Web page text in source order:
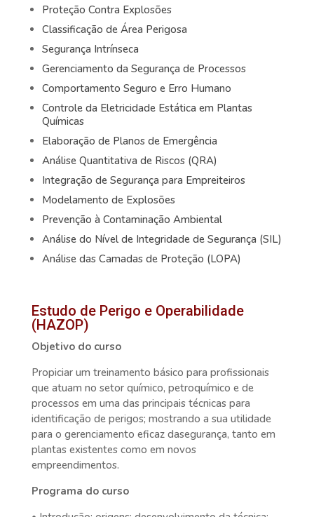
Proteção Contra Explosões
Classificação de Área Perigosa
Segurança Intrínseca
Gerenciamento da Segurança de Processos
Comportamento Seguro e Erro Humano
Controle da Eletricidade Estática em Plantas
Químicas
Elaboração de Planos de Emergência
Análise Quantitativa de Riscos (QRA)
Integração de Segurança para Empreiteiros
Modelamento de Explosões
Prevenção à Contaminação Ambiental
Análise do Nível de Integridade de Segurança (SIL)
Análise das Camadas de Proteção (LOPA)
Estudo de Perigo e Operabilidade
(HAZOP)
Objetivo do curso
Propiciar um treinamento básico para profissionais
que atuam no setor químico, petroquímico e de
processos em uma das principais técnicas para
identificação de perigos; mostrando a sua utilidade
para o gerenciamento eficaz dasegurança, tanto em
plantas existentes como em novos
empreendimentos.
Programa do curso